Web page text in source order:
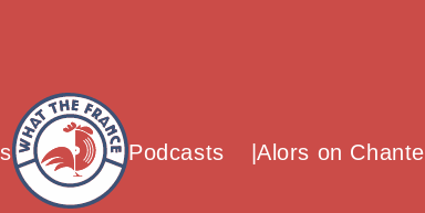
What The France – Back to homepage
Podcasts Alors on Chante